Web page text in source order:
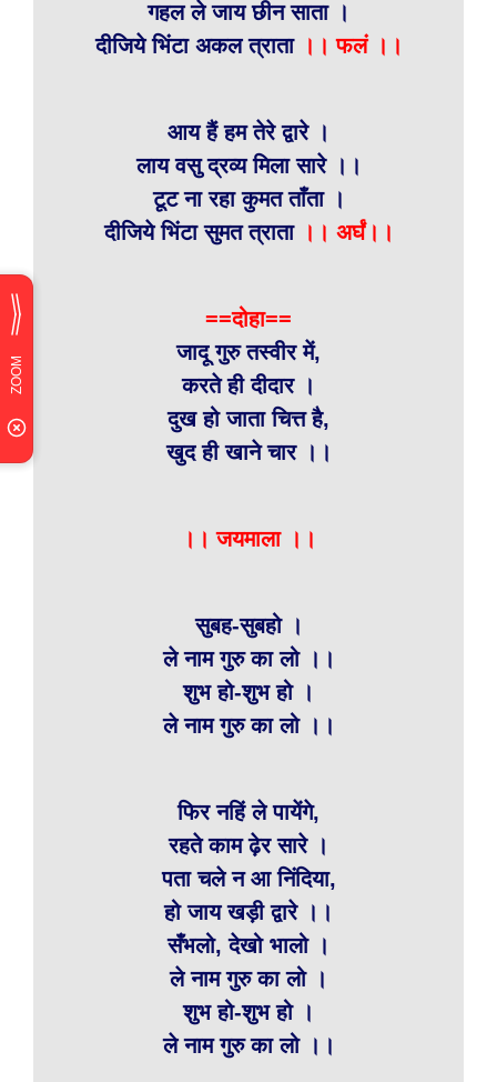
गहल ले जाय छीन साता ।
दीजिये भिंटा अकल त्राता।। फलं ।।
आय हैं हम तेरे द्वारे ।
लाय वसु द्रव्य मिला सारे ।।
टूट ना रहा कुमत ताँता ।
दीजिये भिंटा सुमत त्राता ।। अर्घं।।
==दोहा==
जादू गुरु तस्वीर में,
करते ही दीदार ।
दुख हो जाता चित्त है,
खुद ही खाने चार ।।
।। जयमाला ।।
सुबह-सुबहो ।
ले नाम गुरु का लो ।।
शुभ हो-शुभ हो ।
ले नाम गुरु का लो ।।
फिर नहिं ले पायेंगे,
रहते काम ढ़ेर सारे ।
पता चले न आ निंदिया,
हो जाय खड़ी द्वारे ।।
सँभलो, देखो भालो ।
ले नाम गुरु का लो ।
शुभ हो-शुभ हो ।
ले नाम गुरु का लो ।।